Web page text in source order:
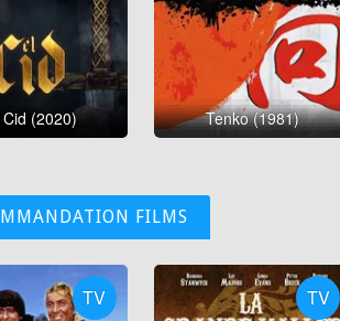
Cid (2020) Tenko (1981)
FILMS
TV TV